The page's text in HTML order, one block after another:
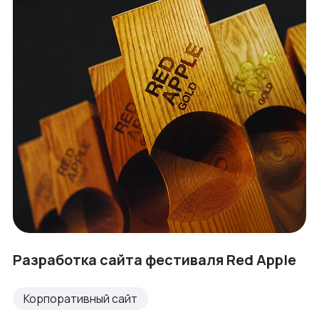
Разработка сайта фестиваля Red Apple
Корпоративный сайт